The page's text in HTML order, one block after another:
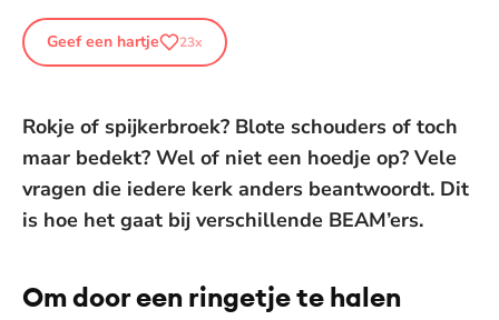
Geef een hartje 23x
Rokje of spijkerbroek? Blote schouders of toch
maar bedekt? Wel of niet een hoedje op? Vele
vragen die iedere kerk anders beantwoordt. Dit
is hoe het gaat bij verschillende BEAM’ers.
Om door een ringetje te halen